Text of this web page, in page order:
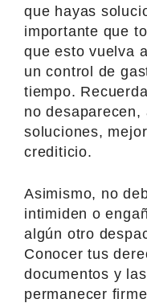
que hayas
importante que
que esto vuelva
un control de
tiempo.
no
soluciones,
crediticio.
Asimismo, no
intimiden o
algún otro
Conocer tus
documentos y
permanecer